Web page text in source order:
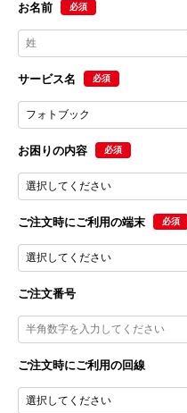
お名前 必須
サービス名 必須
お困りの内容 必須
ご注文時にご利用の端末 必須
ご注文番号
ご注文時にご利用の回線